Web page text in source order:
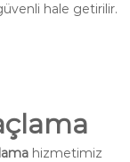
hale getirilir.
hizmetimiz